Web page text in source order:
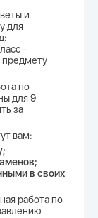
и
для
-
предмету
по
для 9
за
вам:
в своих
работа по